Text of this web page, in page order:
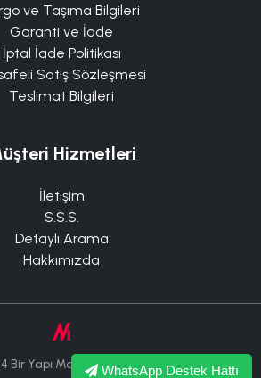
ve Taşıma Bilgileri
Garanti ve İade
İptal İade Politikası
Satış Sözleşmesi
Teslimat Bilgileri
Hizmetleri
İletişim
S.S.S.
Detaylı Arama
Hakkımızda
Yapı Market Tüm Hakları Saklıdır.
WhatsApp Destek Hattı